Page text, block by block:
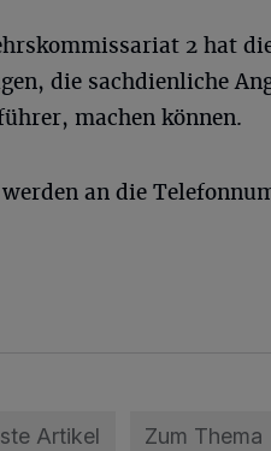
2 hat
die sachdienliche
machen können.
an die
Artikel Zum Thema